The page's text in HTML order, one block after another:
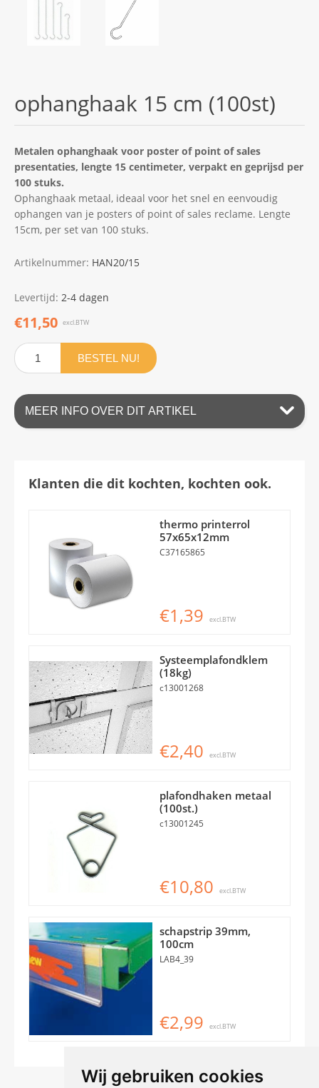
Wij gebruiken cookies
ophanghaak 15 cm (100st)
Metalen ophanghaak voor poster of point of sales
presentaties, lengte 15 centimeter, verpakt en geprijsd per
100 stuks.
Ophanghaak metaal, ideaal voor het snel en eenvoudig
ophangen van je posters of point of sales reclame. Lengte
15cm, per set van 100 stuks.
Artikelnummer: HAN20/15
Levertijd: 2-4 dagen
€11,50 excl.BTW
BESTEL NU!
MEER INFO OVER DIT ARTIKEL
Klanten die dit kochten, kochten ook.
thermo printerrol
57x65x12mm
C37165865
€1,39 excl.BTW
Systeemplafondklem
(18kg)
c13001268
€2,40 excl.BTW
plafondhaken metaal
(100st.)
c13001245
€10,80 excl.BTW
schapstrip 39mm,
100cm
LAB4_39
€2,99 excl.BTW